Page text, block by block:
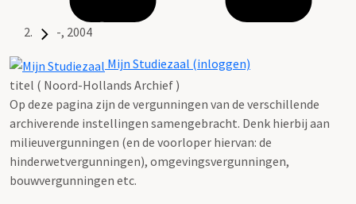
-, 2004
Mijn Studiezaal (inloggen)
titel ( Noord-Hollands Archief )
Op deze pagina zijn de vergunningen van de verschillende
archiverende instellingen samengebracht. Denk hierbij aan
milieuvergunningen (en de voorloper hiervan: de
hinderwetvergunningen), omgevingsvergunningen,
bouwvergunningen etc.